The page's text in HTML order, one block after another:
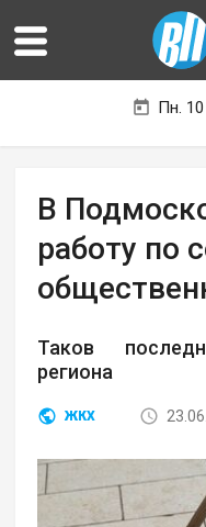
Пн. 10
В
работу по
Таков
региона
ЖКХ